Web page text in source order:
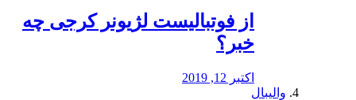
از فوتبالیست لژیونر کرجی چه
خبر؟
اکتبر 12, 2019
والیبال